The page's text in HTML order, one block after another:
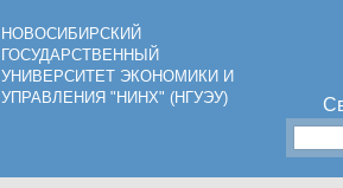
НОВОСИБИРСКИЙ
ГОСУДАРСТВЕННЫЙ
УНИВЕРСИТЕТ ЭКОНОМИКИ И
УПРАВЛЕНИЯ "НИНХ" (НГУЭУ)